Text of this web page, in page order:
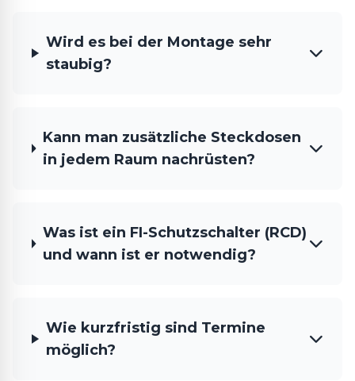
Wird es bei der Montage sehr
staubig?
Kann man zusätzliche Steckdosen
in jedem Raum nachrüsten?
Was ist ein FI-Schutzschalter (RCD)
und wann ist er notwendig?
Wie kurzfristig sind Termine
möglich?